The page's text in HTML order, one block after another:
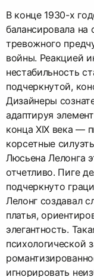
В конце 1930-х
балансировала на
тревожного
войны. Реакцией
нестабильность
подчеркнутой,
Дизайнеры
адаптируя
конца XIX века —
корсетные
Люсьена Лелонга
отчетливо. Пиге
подчеркнуто
Лелонг создавал
платья,
элегантность.
психологической
игнорировать